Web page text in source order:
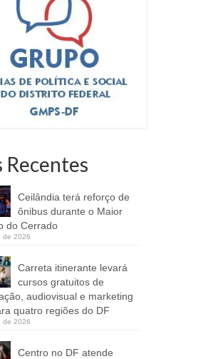
foram beneficiados na
pela Secretaria de
Economia Criativa em
Recentes
Ceilândia terá reforço de
ônibus durante o Maior
do Cerrado
de 2026
Carreta itinerante levará
cursos gratuitos de
audiovisual e marketing
quatro regiões do DF
de 2026
Centro no DF atende